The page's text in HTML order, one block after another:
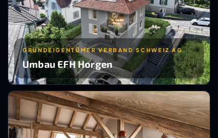
GRUNDEIGENTÜMER VERBAND SCHWEIZ AG
Umbau EFH Horgen